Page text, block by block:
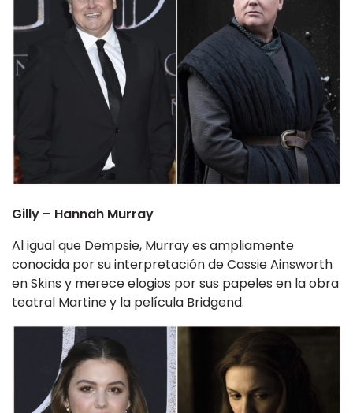
Gilly – Hannah Murray
Al igual que Dempsie, Murray es ampliamente
conocida por su interpretación de Cassie Ainsworth
en Skins y merece elogios por sus papeles en la obra
teatral Martine y la película Bridgend.